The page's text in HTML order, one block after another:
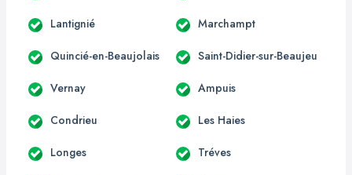
Lantignié Marchampt
Quincié-en-Beaujolais Saint-Didier-sur-Beaujeu
Vernay Ampuis
Condrieu Les Haies
Longes Tréves